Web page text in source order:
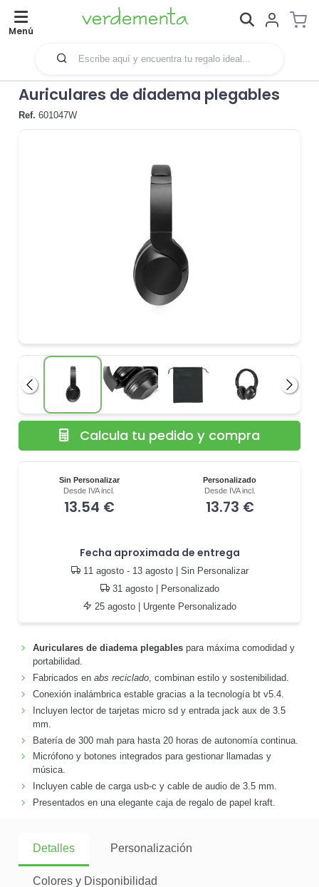
Menú
Auriculares de diadema plegables
Ref. 601047W
Anterior
Sin Personalizar
Desde IVA incl.
13.54 €
Personalizado
Desde IVA incl.
13.73 €
Fecha aproximada de entrega
11 agosto - 13 agosto| Sin Personalizar
31 agosto| Personalizado
25 agosto | Urgente Personalizado
Calcula tu pedido y compra
Auriculares de diadema plegablespara máxima comodidad y
portabilidad.
Fabricados en abs reciclado, combinan estilo y sostenibilidad.
Conexión inalámbrica estable gracias a la tecnología bt v5.4.
Incluyen lector de tarjetas micro sd y entrada jack aux de 3.5
mm.
Batería de 300 mah para hasta 20 horas de autonomía continua.
Micrófono y botones integrados para gestionar llamadas y
música.
Incluyen cable de carga usb-c y cable de audio de 3.5 mm.
Presentados en una elegante caja de regalo de papel kraft.
Detalles Personalización
Colores y Disponibilidad